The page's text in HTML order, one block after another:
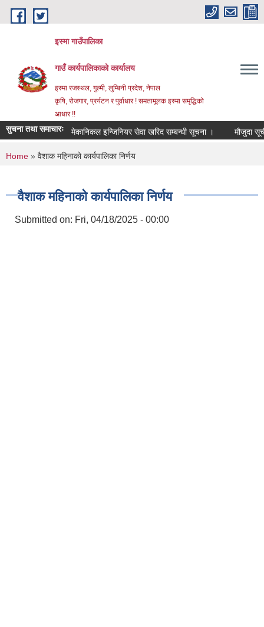
Skip to main content
इस्मा गाउँपालिका
गाउँ कार्यपालिकाको कार्यालय
इस्मा रजस्थल, गुल्मी, लुम्बिनी प्रदेश, नेपाल
कृषि, रोजगार, प्रर्यटन र पुर्वाधार ! समतामूलक इस्मा समृद्धिको
आधार !!
सुचना तथा समाचारःमेकानिकल इन्जिनियर सेवा खरिद सम्बन्धी सूचना । मौजुदा सूची
You are here
Home » वैशाक महिनाको कार्यपालिका निर्णय
वैशाक महिनाको कार्यपालिका निर्णय
Submitted on: Fri, 04/18/2025 - 00:00